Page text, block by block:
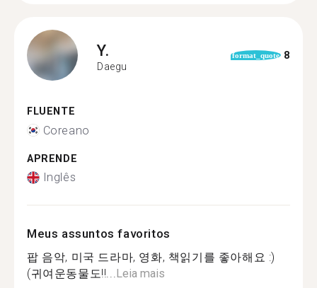
Y.
Daegu
format_quote 8
FLUENTE
Coreano
APRENDE
Inglês
Meus assuntos favoritos
팝 음악, 미국 드라마, 영화, 책읽기를 좋아해요 :)
(귀여운동물도!!...Leia mais